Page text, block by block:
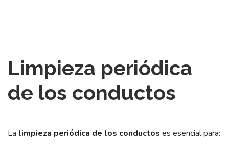
Limpieza periódica
de los conductos
La limpieza periódica de los conductos es esencial para: